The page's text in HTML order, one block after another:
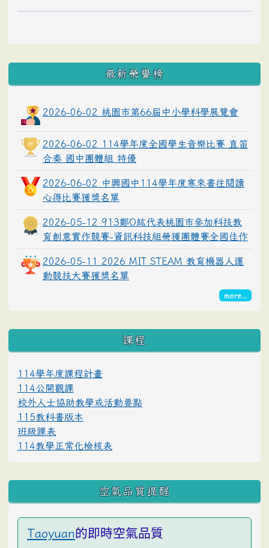
最新榮譽榜
2026-06-02 桃園市第66屆中小學科學展覽會
2026-06-02 114學年度全國學生音樂比賽 直笛
合奏 國中團體組 特優
2026-06-02 中興國中114學年度寒來書往閱讀
心得比賽獲獎名單
2026-05-12 913鄭O紘代表桃園市參加科技教
育創意實作競賽-資訊科技組榮獲團體賽全國佳作
2026-05-11 2026 MIT STEAM 教育機器人運
動競技大賽獲獎名單
more...
課程
114學年度課程計畫
114公開觀課
校外人士協助教學或活動要點
115教科書版本
班級課表
114教學正常化檢核表
空氣品質提醒
Taoyuan的即時空氣品質